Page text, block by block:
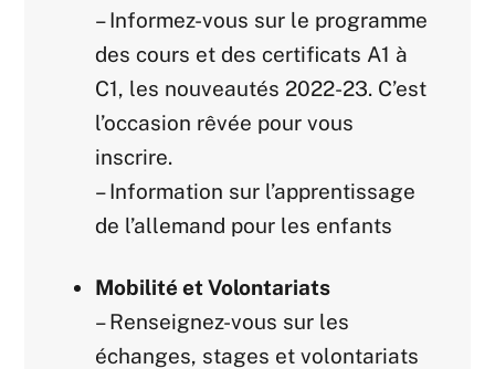
– Informez-vous sur le programme
des cours et des certificats A1 à
C1, les nouveautés 2022-23. C’est
l’occasion rêvée pour vous
inscrire.
– Information sur l’apprentissage
de l’allemand pour les enfants
Mobilité et Volontariats
– Renseignez-vous sur les
échanges, stages et volontariats